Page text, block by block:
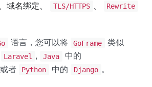
域名绑定、
TLS/HTTPS 、 Rewrite
语言，您可以将 GoFrame
类似
Laravel , Java 中的
或者 Python 中的 Django 。